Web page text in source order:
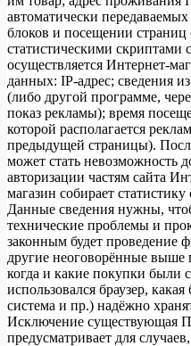
автоматически
блоков и посещении
статистическими скриптами
осуществляется Интернет-
данных: IP-адрес; сведения
(либо другой программе,
показ рекламы); время
которой располагается
предыдущей страницы).
может стать невозможность
авторизации частям сайта
магазин собирает
Данные сведения нужны,
технические проблемы и
законным будет
другие неоговорённые выше
когда и какие покупки были
использовался браузер,
система и пр.) надёжно
Исключение существующая
предусматривает для